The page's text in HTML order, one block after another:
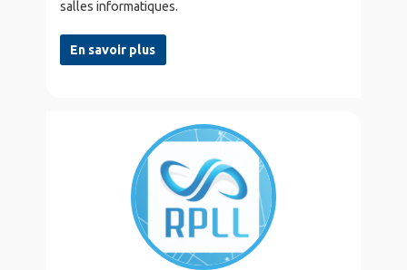
salles informatiques.
En savoir plus